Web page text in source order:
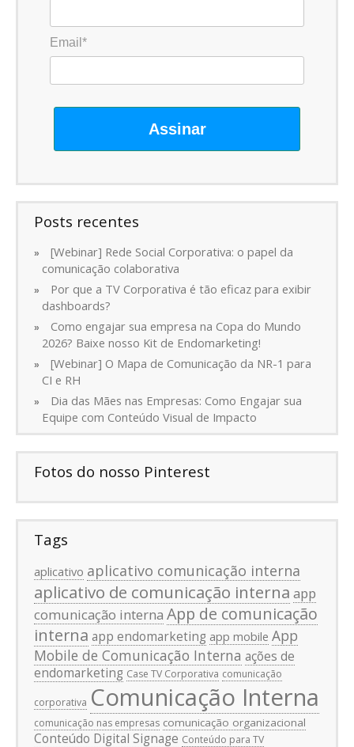
Email*
Assinar
Posts recentes
[Webinar] Rede Social Corporativa: o papel da
comunicação colaborativa
Por que a TV Corporativa é tão eficaz para exibir
dashboards?
Como engajar sua empresa na Copa do Mundo
2026? Baixe nosso Kit de Endomarketing!
[Webinar] O Mapa de Comunicação da NR-1 para
CI e RH
Dia das Mães nas Empresas: Como Engajar sua
Equipe com Conteúdo Visual de Impacto
Fotos do nosso Pinterest
Tags
aplicativo aplicativo comunicação interna
aplicativo de comunicação interna app
comunicação interna App de comunicação
interna app endomarketing app mobile App
Mobile de Comunicação Interna ações de
endomarketing Case TV Corporativa comunicação
corporativa Comunicação Interna
comunicação nas empresas comunicação organizacional
Conteúdo Digital Signage Conteúdo para TV